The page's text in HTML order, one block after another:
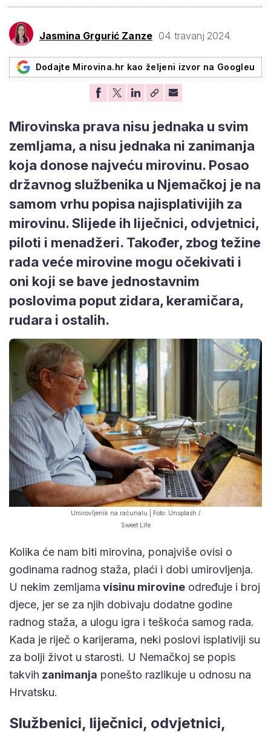
Jasmina Grgurić Zanze 04. travanj 2024.
Dodajte Mirovina.hr kao željeni izvor na Googleu
Mirovinska prava nisu jednaka u svim
zemljama, a nisu jednaka ni zanimanja
koja donose najveću mirovinu. Posao
državnog službenika u Njemačkoj je na
samom vrhu popisa najisplativijih za
mirovinu. Slijede ih liječnici, odvjetnici,
piloti i menadžeri. Također, zbog težine
rada veće mirovine mogu očekivati i
oni koji se bave jednostavnim
poslovima poput zidara, keramičara,
rudara i ostalih.
Umirovljenik na računalu | Foto: Unsplash /
Sweet Life
Kolika će nam biti mirovina, ponajviše ovisi o
godinama radnog staža, plaći i dobi umirovljenja.
U nekim zemljama visinu mirovine određuje i broj
djece, jer se za njih dobivaju dodatne godine
radnog staža, a ulogu igra i teškoća samog rada.
Kada je riječ o karijerama, neki poslovi isplativiji su
za bolji život u starosti. U Nemačkoj se popis
takvih zanimanja ponešto razlikuje u odnosu na
Hrvatsku.
Službenici, liječnici, odvjetnici,